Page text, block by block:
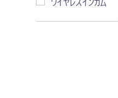
ワイヤレスインカム